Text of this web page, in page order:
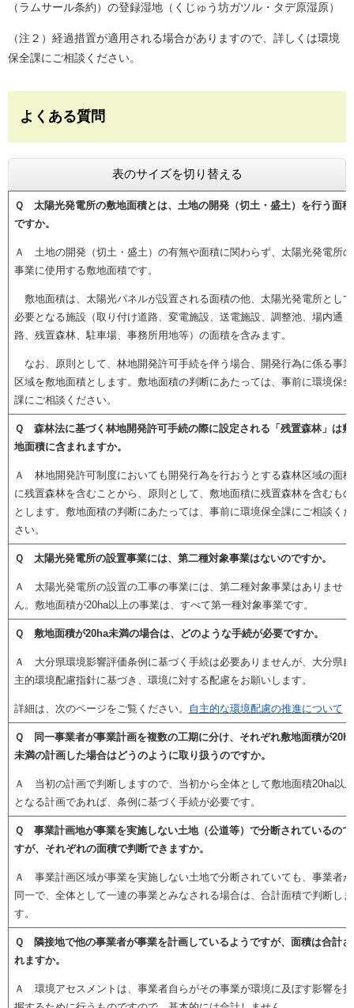
（ラムサール条約）の登録湿地（くじゅう坊ガツル・タデ原湿原）
（注２）経過措置が適用される場合がありますので、詳しくは環境
保全課にご相談ください。
よくある質問
表のサイズを切り替える
Ｑ 太陽光発電所の敷地面積とは、土地の開発（切土・盛土）を行う面積
ですか。
Ａ 土地の開発（切土・盛土）の有無や面積に関わらず、太陽光発電所の
事業に使用する敷地面積です。
敷地面積は、太陽光パネルが設置される面積の他、太陽光発電所として
必要となる施設（取り付け道路、変電施設、送電施設、調整池、場内通
路、残置森林、駐車場、事務所用地等）の面積を含みます。
なお、原則として、林地開発許可手続を伴う場合、開発行為に係る事業
区域を敷地面積とします。 敷地面積の判断にあたっては、事前に環境保全
課にご相談ください。
Ｑ 森林法に基づく林地開発許可手続の際に設定される「残置森林」は敷
地面積に含まれますか。
Ａ 林地開発許可制度においても開発行為を行おうとする森林区域の面積
に残置森林を含むことから、原則として、敷地面積に残置森林を含むもの
とします。 敷地面積の判断にあたっては、事前に環境保全課にご相談くだ
さい。
Ｑ 太陽光発電所の設置事業には、第二種対象事業はないのですか。
Ａ 太陽光発電所の設置の工事の事業には、第二種対象事業はありませ
ん。敷地面積が20ha以上の事業は、すべて第一種対象事業です。
Ｑ 敷地面積が20ha未満の場合は、どのような手続が必要ですか。
Ａ 大分県環境影響評価条例に基づく手続は必要ありませんが、大分県自
主的環境配慮指針に基づき、環境に対する配慮をお願いします。
詳細は、次のページをご覧ください。 自主的な環境配慮の推進について
Ｑ 同一事業者が事業計画を複数の工期に分け、それぞれ敷地面積が20ha
未満の計画した場合はどうのように取り扱うのですか。
Ａ 当初の計画で判断しますので、当初から全体として敷地面積20ha以上
となる計画であれば、条例に基づく手続が必要です。
Ｑ 事業計画地が事業を実施しない土地（公道等）で分断されているので
すが、それぞれの面積で判断できますか。
Ａ 事業計画区域が事業を実施しない土地で分断されていても、事業者が
同一で、全体として一連の事業とみなされる場合は、合計面積で判断しま
す。
Ｑ 隣接地で他の事業者が事業を計画しているようですが、面積は合計さ
れますか。
Ａ 環境アセスメントは、事業者自らがその事業が環境に及ぼす影響を把